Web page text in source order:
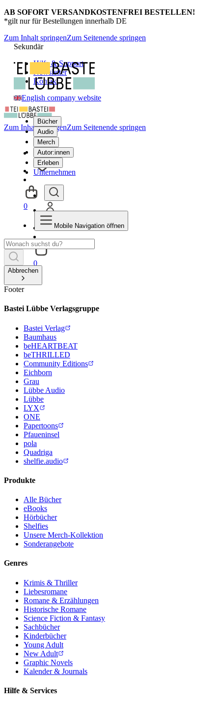
AB SOFORT VERSANDKOSTENFREI BESTELLEN!
*gilt nur für Bestellungen innerhalb DE
Zum Inhalt springenZum Seitenende springen
Sekundär
Hilfe & Support
Newsletter
Kontakt
English company website
Bücher
Audio
Merch
Autor:innen
Erleben
Unternehmen
0
Zum Inhalt springenZum Seitenende springen
0
Mobile Navigation öffnen
Abbrechen
Footer
Bastei Lübbe Verlagsgruppe
Bastei Verlag
Baumhaus
beHEARTBEAT
beTHRILLED
Community Editions
Eichborn
Grau
Lübbe Audio
Lübbe
LYX
ONE
Papertoons
Pfaueninsel
pola
Quadriga
shelfie.audio
Produkte
Alle Bücher
eBooks
Hörbücher
Shelfies
Unsere Merch-Kollektion
Sonderangebote
Genres
Krimis & Thriller
Liebesromane
Romane & Erzählungen
Historische Romane
Science Fiction & Fantasy
Sachbücher
Kinderbücher
Young Adult
New Adult
Graphic Novels
Kalender & Journals
Hilfe & Services